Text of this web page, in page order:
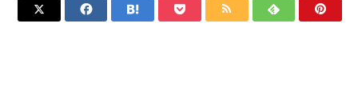
      